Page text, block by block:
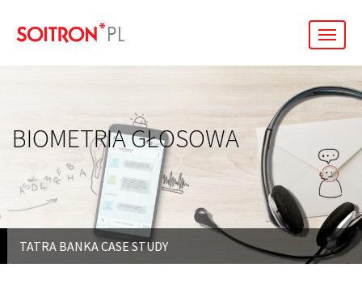
BIOMETRIA GŁOSOWA
TATRA BANKA CASE STUDY